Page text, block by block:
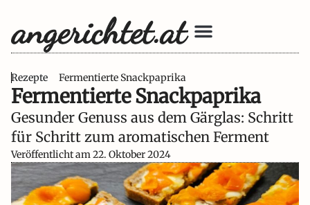
Rezepte Fermentierte Snackpaprika
Fermentierte Snackpaprika
Gesunder Genuss aus dem Gärglas: Schritt
für Schritt zum aromatischen Ferment
Veröffentlicht am22. Oktober 2024